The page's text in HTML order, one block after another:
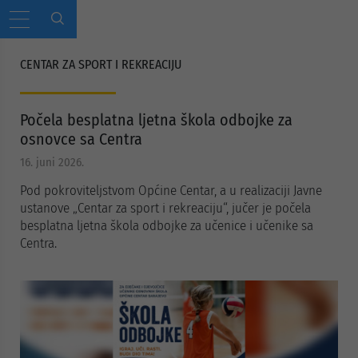
CENTAR ZA SPORT I REKREACIJU
Počela besplatna ljetna škola odbojke za
osnovce sa Centra
16. juni 2026.
Pod pokroviteljstvom Općine Centar, a u realizaciji Javne
ustanove „Centar za sport i rekreaciju“, jučer je počela
besplatna ljetna škola odbojke za učenice i učenike sa
Centra.